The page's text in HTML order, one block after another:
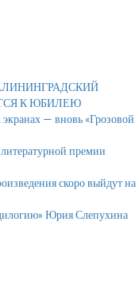
К ЮБИЛЕЮ
— вновь «Грозовой
премии
скоро выйдут на
Юрия Слепухина